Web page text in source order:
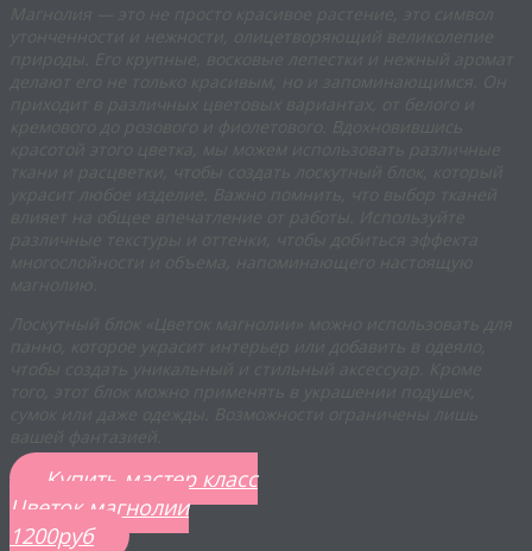
Магнолия — это не просто красивое растение, это символ
утонченности и нежности, олицетворяющий великолепие
природы. Его крупные, восковые лепестки и нежный аромат
делают его не только красивым, но и запоминающимся. Он
приходит в различных цветовых вариантах, от белого и
кремового до розового и фиолетового. Вдохновившись
красотой этого цветка, мы можем использовать различные
ткани и расцветки, чтобы создать лоскутный блок, который
украсит любое изделие. Важно помнить, что выбор тканей
влияет на общее впечатление от работы. Используйте
различные текстуры и оттенки, чтобы добиться эффекта
многослойности и объема, напоминающего настоящую
Лоскутный блок «Цветок магнолии» можно использовать для
панно, которое украсит интерьер или добавить в одеяло,
чтобы создать уникальный и стильный аксессуар. Кроме
того, этот блок можно применять в украшении подушек,
сумок или даже одежды. Возможности ограничены лишь
вашей фантазией.
Купить мастер класс
Цветок магнолии
1200руб